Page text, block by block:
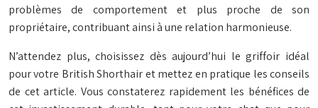
problèmes de comportement et plus proche de son
propriétaire, contribuant ainsi à une relation harmonieuse.
N’attendez plus, choisissez dès aujourd’hui le griffoir idéal
pour votre British Shorthair et mettez en pratique les conseils
de cet article. Vous constaterez rapidement les bénéfices de